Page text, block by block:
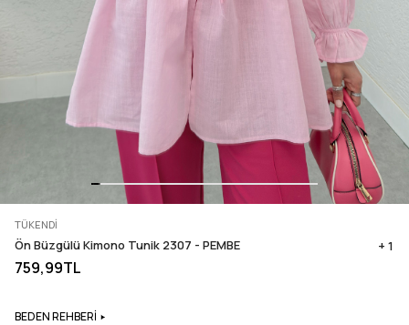
TÜKENDI
Ön Büzgülü Kimono Tunik 2307 - PEMBE + 1
759,99TL
BEDEN REHBERİ